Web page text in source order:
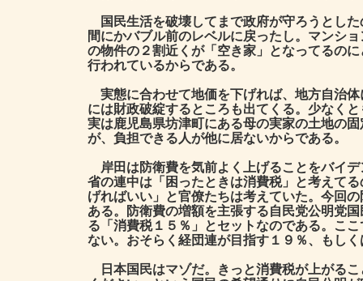
国民生活を破壊してまで政府が守ろうとし
間にかバブル前のレベルに戻ったし。マンシ
の物件の２割近くが「空き家」となってるの
行われているからである。
実態に合わせて地価を下げれば、地方自治
には財政破綻するところも出てくる。少なく
実は鹿児島県坊津町にある母の実家の土地の
が、負担できる人が他に居ないからである。
岸田は防衛費を気前よく上げることをバイ
省の連中は「困ったときは消費税」と考えて
げればいい」と官僚たちは考えていた。今回
ある。防衛費の増額を主張する自民党公明党
る「消費税１５％」とセットなのである。こ
ない。おそらく経団連が目指す１９％、もし
日本国民はマゾだ。きっと消費税が上がる